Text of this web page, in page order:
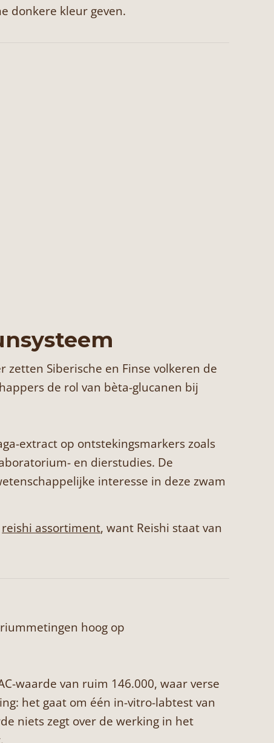
donkere kleur geven.
Siberische en Finse volkeren de
de rol van bèta-glucanen bij
extract op ontstekingsmarkers zoals
en dierstudies. De
interesse in deze zwam
reishi assortiment, want Reishi staat van
hoog op
waarde van ruim 146.000, waar verse
het gaat om één in-vitro-labtest van
niets zegt over de werking in het